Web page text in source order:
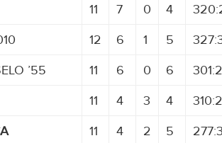
11 7 0 4
12 6 1 5
’55 11 6 0 6
11 4 3 4
11 4 2 5